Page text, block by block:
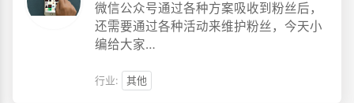
微信公众号通过各种方案吸收到粉丝后，
还需要通过各种活动来维护粉丝，今天小
编给大家…
行业: 其他